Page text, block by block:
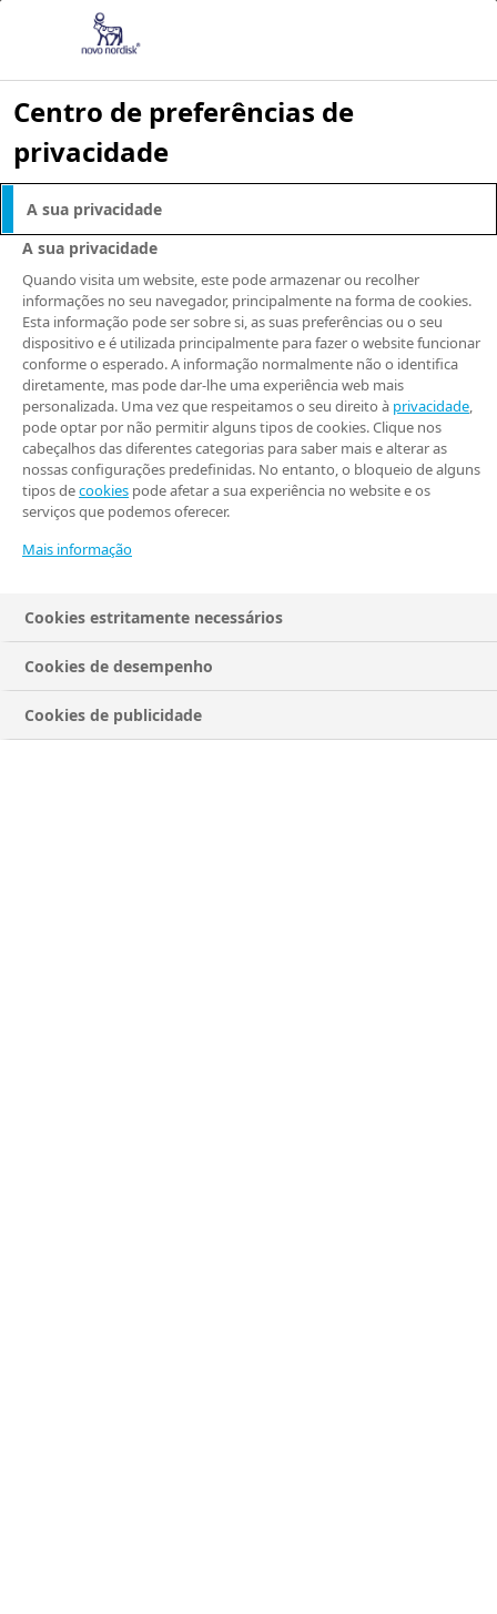
Centro de preferências de
privacidade
A sua privacidade
A sua privacidade
Quando visita um website, este pode armazenar ou recolher
informações no seu navegador, principalmente na forma de cookies.
Esta informação pode ser sobre si, as suas preferências ou o seu
dispositivo e é utilizada principalmente para fazer o website funcionar
conforme o esperado. A informação normalmente não o identifica
diretamente, mas pode dar-lhe uma experiência web mais
personalizada. Uma vez que respeitamos o seu direito à privacidade,
pode optar por não permitir alguns tipos de cookies. Clique nos
cabeçalhos das diferentes categorias para saber mais e alterar as
nossas configurações predefinidas. No entanto, o bloqueio de alguns
tipos decookies pode afetar a sua experiência no website e os
serviços que podemos oferecer.
Mais informação
Cookies estritamente necessários
Cookies de desempenho
Cookies de publicidade